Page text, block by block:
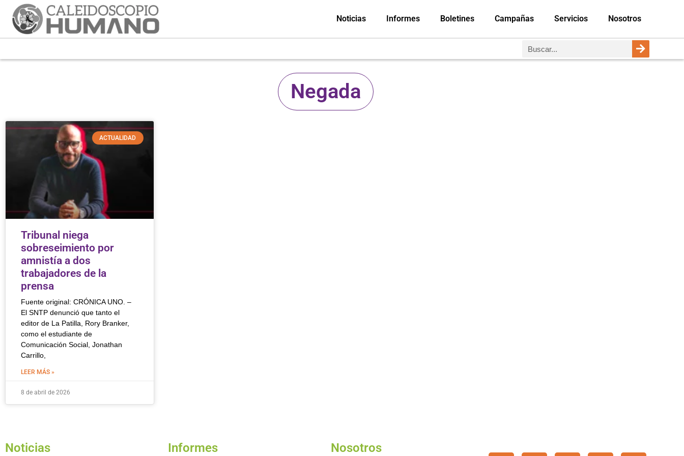
Noticias Informes Boletines Campañas Servicios Nosotros
Negada
ACTUALIDAD
Tribunal niega
sobreseimiento por
amnistía a dos
trabajadores de la
prensa
Fuente original: CRÓNICA UNO. –
El SNTP denunció que tanto el
editor de La Patilla, Rory Branker,
como el estudiante de
Comunicación Social, Jonathan
Carrillo,
LEER MÁS »
8 de abril de 2026
Noticias Informes Nosotros